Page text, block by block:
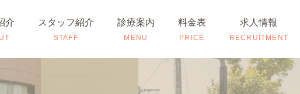
介 スタッフ紹介
STAFF
院長紹介
診療案内
MENU
料金表
PRICE
求人情報
RECRUITMENT